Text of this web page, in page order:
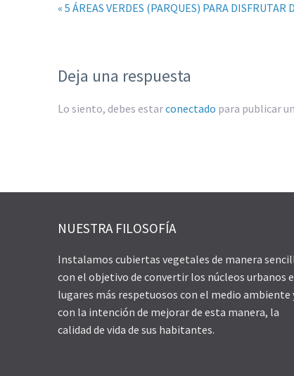
« 5 ÁREAS VERDES (PARQUES) PARA DISFRUTAR
Deja una respuesta
Lo siento, debes estarconectado para publicar
NUESTRA FILOSOFÍA
Instalamos cubiertas vegetales de manera
con el objetivo de convertir los núcleos urbanos
lugares más respetuosos con el medio ambiente
con la intención de mejorar de esta manera, la
calidad de vida de sus habitantes.